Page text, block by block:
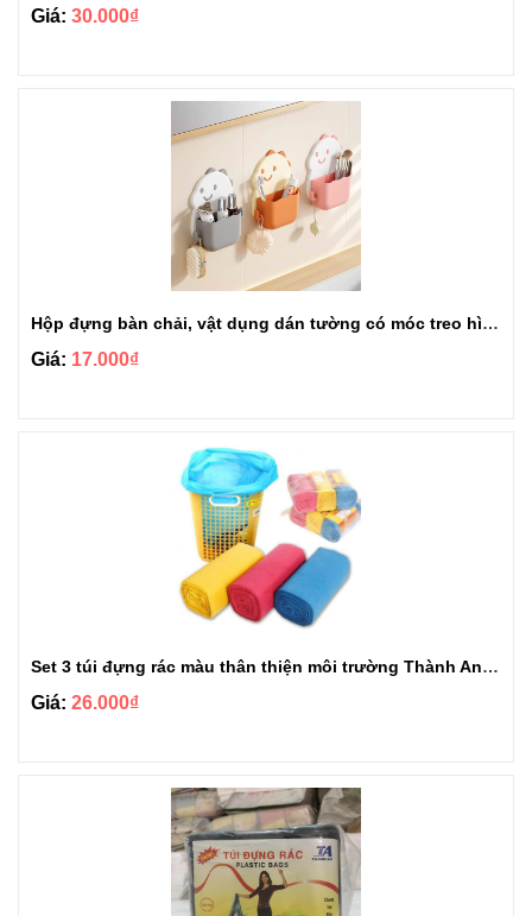
Giá: 30.000₫
Hộp đựng bàn chải, vật dụng dán tường có móc treo hình khủng long
Giá: 17.000₫
Set 3 túi đựng rác màu thân thiện môi trường Thành An loại 1kg
Giá: 26.000₫